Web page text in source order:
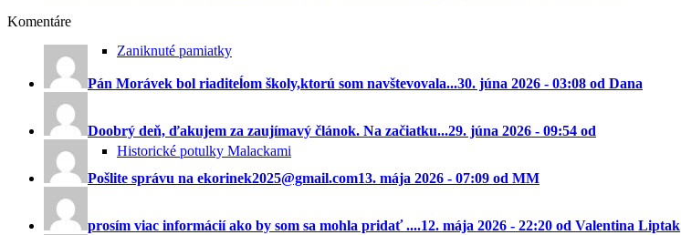
Zaniknuté pamiatky
Historické potulky Malackami
Komentáre
Pán Morávek bol riaditeĺom školy,ktorú som navštevovala...30. júna 2026 - 03:08 od Dana
Doobrý deň, ďakujem za zaujímavý článok. Na začiatku...29. júna 2026 - 09:54 od
Pošlite správu na ekorinek2025@gmail.com13. mája 2026 - 07:09 od MM
prosím viac informácií ako by som sa mohla pridať ....12. mája 2026 - 22:20 od Valentina Liptak